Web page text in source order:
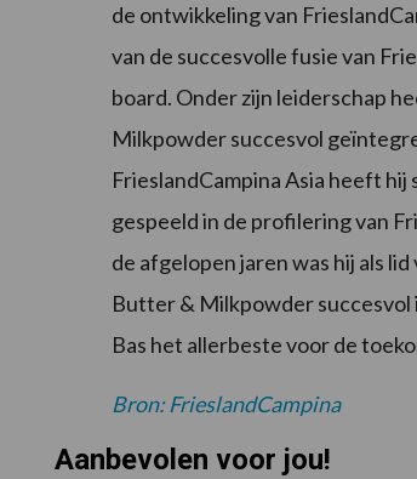
de ontwikkeling van
van de succesvolle fusie van
board. Onder zijn leiderschap
Milkpowder succesvol
FrieslandCampina Asia heeft
gespeeld in de profilering van
de afgelopen jaren was hij als
Butter & Milkpowder succesvol
Bas het allerbeste voor de
Bron: FrieslandCampina
Aanbevolen voor jou!